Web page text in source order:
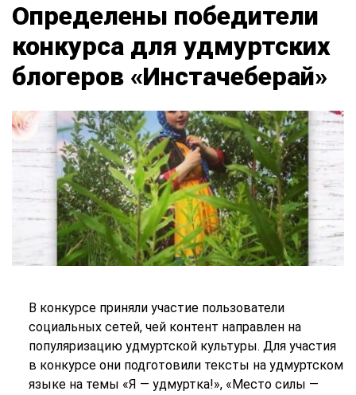
Определены победители
конкурса для удмуртских
блогеров «Инстачеберай»
В конкурсе приняли участие пользователи
социальных сетей, чей контент направлен на
популяризацию удмуртской культуры. Для участия
в конкурсе они подготовили тексты на удмуртском
языке на темы «Я — удмуртка!», «Место силы —